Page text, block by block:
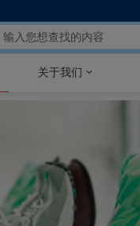
关于我们